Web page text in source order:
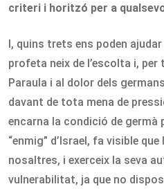
criteri i horitzó per a
I, quins trets ens poden ajudar
profeta neix de l’escolta i, per
Paraula i al dolor dels
davant de tota mena de
encarna la condició de germà
“enmig” d’Israel, fa visible
nosaltres, i exerceix la seva
vulnerabilitat, ja que no